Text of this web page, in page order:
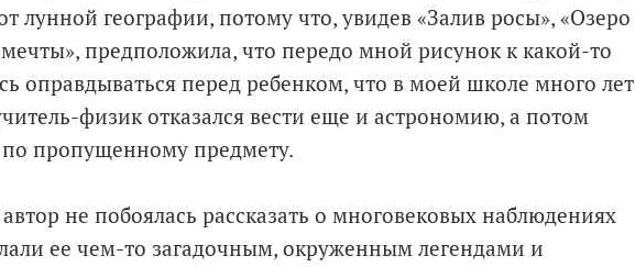
лунной географии, потому что, увидев «Залив росы», «Озеро
предположила, что передо мной рисунок к какой-то
оправдываться перед ребенком, что в моей школе много лет
физик отказался вести еще и астрономию, а потом
по пропущенному предмету.
не побоялась рассказать о многовековых наблюдениях
ее чем-то загадочным, окруженным легендами и